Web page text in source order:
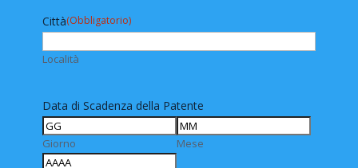
Città(Obbligatorio)
Località
Data di Scadenza della Patente
Giorno Mese